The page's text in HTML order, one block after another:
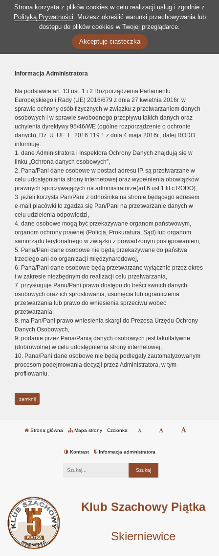
Strona korzysta z plików cookies w celu realizacji usług i zgodnie z
Polityką Prywatności. Możesz określić warunki przechowywania lub
dostępu do plików cookies w Twojej przeglądarce.
Akceptuję ciasteczka
Informacja Administratora
Na podstawie art. 13 ust. 1 i 2 Rozporządzenia Parlamentu
Europejskiego i Rady (UE) 2016/679 z dnia 27 kwietnia 2016r. w
sprawie ochrony osób fizycznych w związku z przetwarzaniem danych
osobowych i w sprawie swobodnego przepływu takich danych oraz
uchylenia dyrektywy 95/46/WE (ogólne rozporządzenie o ochronie
danych), Dz. U. UE. L. 2016.119.1 z dnia 4 maja 2016r., dalej RODO
informuję:
1. dane Administratora i Inspektora Ochrony Danych znajdują się w
linku „Ochrona danych osobowych”,
2. Pana/Pani dane osobowe w postaci adresu IP, są przetwarzane w
celu udostępniania strony internetowej oraz wypełnienia obowiązków
prawnych spoczywających na administratorze(art.6 ust.1 lit.c RODO),
3. jeżeli korzysta Pan/Pani z odnośnika na stronie będącego adresem
e-mail placówki to zgadza się Pan/Pani na przetwarzanie danych w
celu udzielenia odpowiedzi,
4. dane osobowe mogą być przekazywane organom państwowym,
organom ochrony prawnej (Policja, Prokuratura, Sąd) lub organom
samorządu terytorialnego w związku z prowadzonym postępowaniem,
5. Pana/Pani dane osobowe nie będą przekazywane do państwa
trzeciego ani do organizacji międzynarodowej,
6. Pana/Pani dane osobowe będą przetwarzane wyłącznie przez okres
i w zakresie niezbędnym do realizacji celu przetwarzania,
7. przysługuje Panu/Pani prawo dostępu do treści swoich danych
osobowych oraz ich sprostowania, usunięcia lub ograniczenia
przetwarzania lub prawo do wniesienia sprzeciwu wobec
przetwarzania,
8. ma Pan/Pani prawo wniesienia skargi do Prezesa Urzędu Ochrony
Danych Osobowych,
9. podanie przez Pana/Panią danych osobowych jest fakultatywne
(dobrowolne) w celu udostępnienia strony internetowej,
10. Pana/Pani dane osobowe nie będą podlegały zautomatyzowanym
procesom podejmowania decyzji przez Administratora, w tym
profilowaniu.
zamknij
Strona główna Mapa strony Czcionka
Kontrast Informacja administratora
Klub Szachowy Piątka
Skierniewice